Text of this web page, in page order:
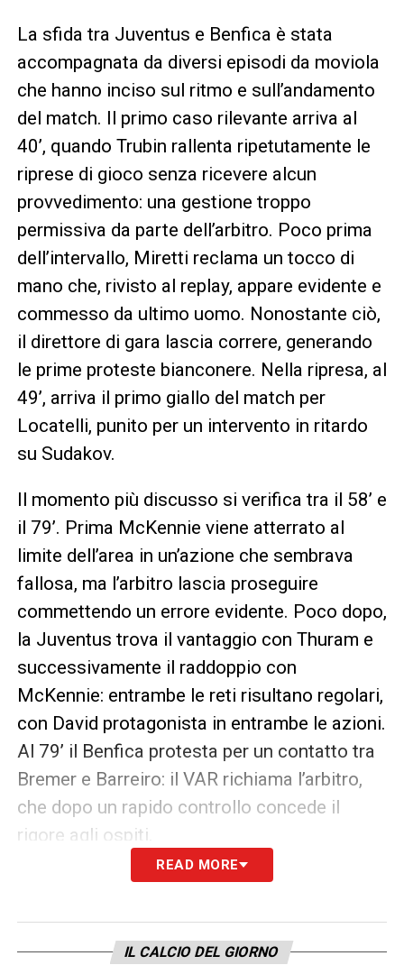
La sfida tra Juventus e Benfica è stata
accompagnata da diversi episodi da moviola
che hanno inciso sul ritmo e sull’andamento
del match. Il primo caso rilevante arriva al
40’, quando Trubin rallenta ripetutamente le
riprese di gioco senza ricevere alcun
provvedimento: una gestione troppo
permissiva da parte dell’arbitro. Poco prima
dell’intervallo, Miretti reclama un tocco di
mano che, rivisto al replay, appare evidente e
commesso da ultimo uomo. Nonostante ciò,
il direttore di gara lascia correre, generando
le prime proteste bianconere. Nella ripresa, al
49’, arriva il primo giallo del match per
Locatelli, punito per un intervento in ritardo
su Sudakov.
Il momento più discusso si verifica tra il 58’ e
il 79’. Prima McKennie viene atterrato al
limite dell’area in un’azione che sembrava
fallosa, ma l’arbitro lascia proseguire
commettendo un errore evidente. Poco dopo,
la Juventus trova il vantaggio con Thuram e
successivamente il raddoppio con
McKennie: entrambe le reti risultano regolari,
con David protagonista in entrambe le azioni.
Al 79’ il Benfica protesta per un contatto tra
Bremer e Barreiro: il VAR richiama l’arbitro,
che dopo un rapido controllo concede il
rigore agli ospiti.
Dal dischetto, però, Pavlidis spreca tutto
Juventus si salva e mantiene il doppio
READ MORE
IL CALCIO DEL GIORNO